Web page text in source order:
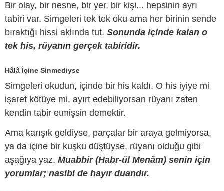
Bir olay, bir nesne, bir yer, bir kişi... hepsinin ayrı
tabiri var. Simgeleri tek tek oku ama her birinin sende
bıraktığı hissi aklında tut. Sonunda içinde kalan o
tek his, rüyanın gerçek tabiridir.
Hâlâ İçine Sinmediyse
Simgeleri okudun, içinde bir his kaldı. O his iyiye mi
işaret kötüye mi, ayırt edebiliyorsan rüyanı zaten
kendin tabir etmişsin demektir.
Ama karışık geldiyse, parçalar bir araya gelmiyorsa,
ya da içine bir kuşku düştüyse, rüyanı olduğu gibi
aşağıya yaz. Muabbir (Habr-ül Menâm) senin için
yorumlar; nasibi de hayır duandır.